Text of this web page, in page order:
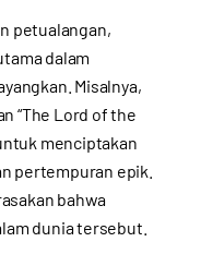
petualangan,
dalam
Misalnya,
“The Lord of the
menciptakan
pertempuran epik.
bahwa
dunia tersebut.